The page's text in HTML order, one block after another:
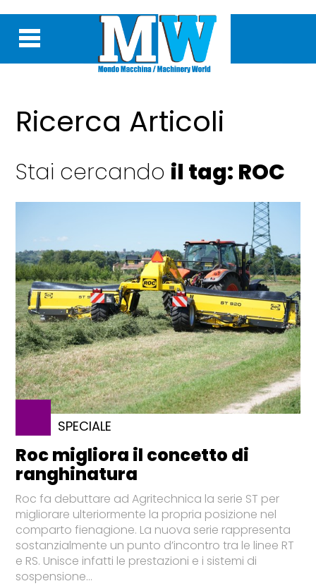
Ricerca Articoli
Stai cercando il tag: ROC
SPECIALE
Roc migliora il concetto di
ranghinatura
Roc fa debuttare ad Agritechnica la serie ST per
migliorare ulteriormente la propria posizione nel
comparto fienagione. La nuova serie rappresenta
sostanzialmente un punto d’incontro tra le linee RT
e RS. Unisce infatti le prestazioni e i sistemi di
sospensione...